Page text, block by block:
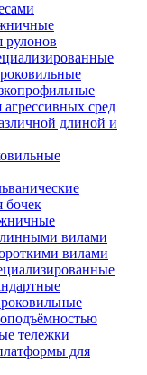
рулонов
сред
длиной и
бочек
вилами
вилами
тележки